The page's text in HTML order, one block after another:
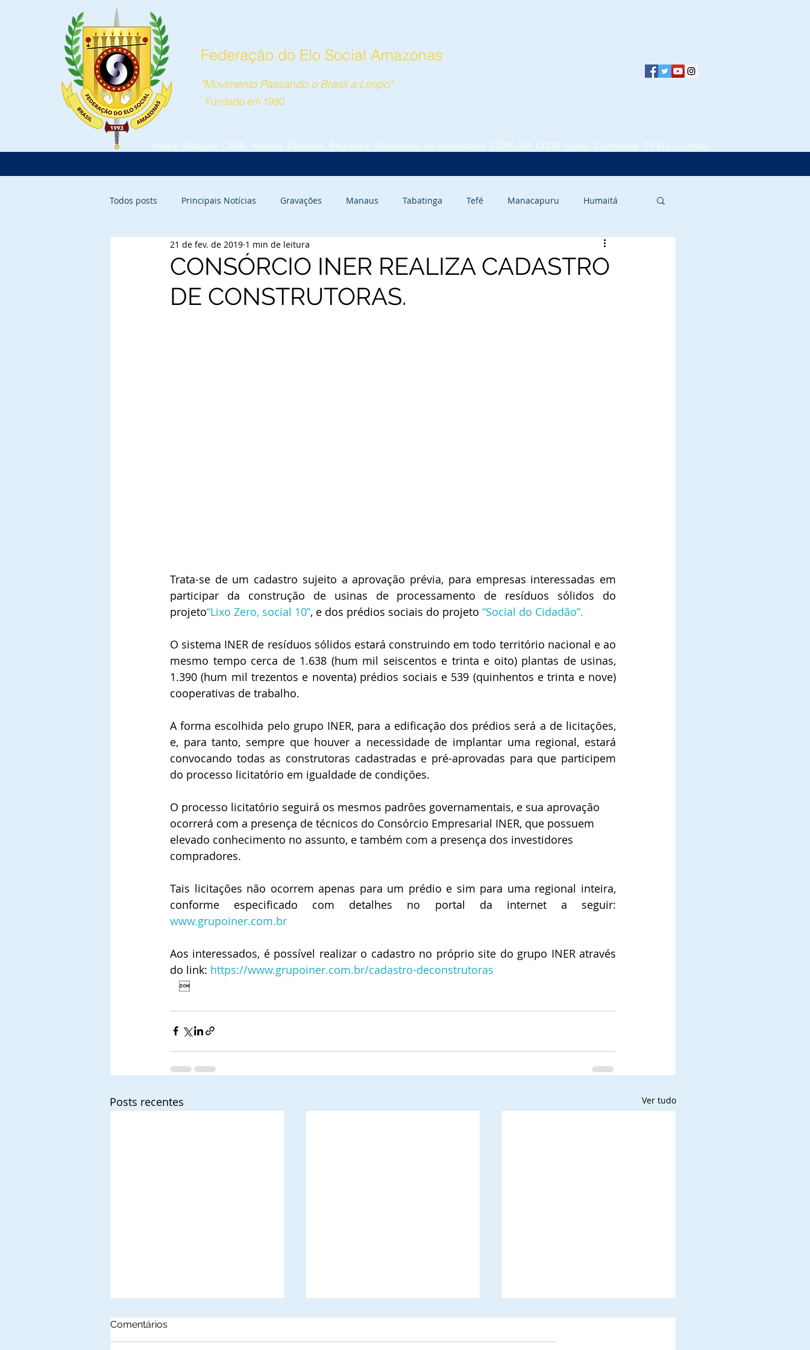
Home Notícias CESB História Diretoria Regionais Notificação de Autoridades CSRP-AM LZS10 Social Comissões TV Elo Contato
Federação do Elo Social Amazonas
"Movimento Passando o Brasil a Limpo"
Fundado em 1990
Todos posts Principais Notícias Gravações Manaus Tabatinga Tefé Manacapuru Humaitá
Itacoatiara Carauari
CONSÓRCIO INER REALIZA CADASTRO
DE CONSTRUTORAS.
21 de fev. de 2019 1 min de leitura
Trata-se de um cadastro sujeito a aprovação prévia, para empresas interessadas em
participar da construção de usinas de processamento de resíduos sólidos do
projeto“Lixo Zero, social 10”, e dos prédios sociais do projeto “Social do Cidadão”.
O sistema INER de resíduos sólidos estará construindo em todo território nacional e ao
mesmo tempo cerca de 1.638 (hum mil seiscentos e trinta e oito) plantas de usinas,
1.390 (hum mil trezentos e noventa) prédios sociais e 539 (quinhentos e trinta e nove)
cooperativas de trabalho.
A forma escolhida pelo grupo INER, para a edificação dos prédios será a de licitações,
e, para tanto, sempre que houver a necessidade de implantar uma regional, estará
convocando todas as construtoras cadastradas e pré-aprovadas para que participem
do processo licitatório em igualdade de condições.
O processo licitatório seguirá os mesmos padrões governamentais, e sua aprovação
ocorrerá com a presença de técnicos do Consórcio Empresarial INER, que possuem
elevado conhecimento no assunto, e também com a presença dos investidores
compradores.
Tais licitações não ocorrem apenas para um prédio e sim para uma regional inteira,
www.grupoiner.com.br
Aos interessados, é possível realizar o cadastro no próprio site do grupo INER através
do link: https://www.grupoiner.com.br/cadastro-deconstrutoras
   
Posts recentes Ver tudo
Comentários